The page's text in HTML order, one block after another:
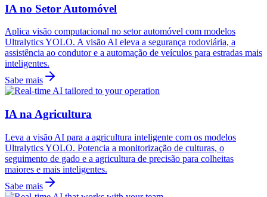
IA no Setor Automóvel
Aplica visão computacional no setor automóvel com modelos
Ultralytics YOLO. A visão AI eleva a segurança rodoviária, a
assistência ao condutor e a automação de veículos para estradas mais
inteligentes.
Sabe mais
IA na Agricultura
Leva a visão AI para a agricultura inteligente com os modelos
Ultralytics YOLO. Potencia a monitorização de culturas, o
seguimento de gado e a agricultura de precisão para colheitas
maiores e mais inteligentes.
Sabe mais